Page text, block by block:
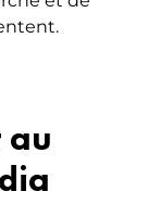
au